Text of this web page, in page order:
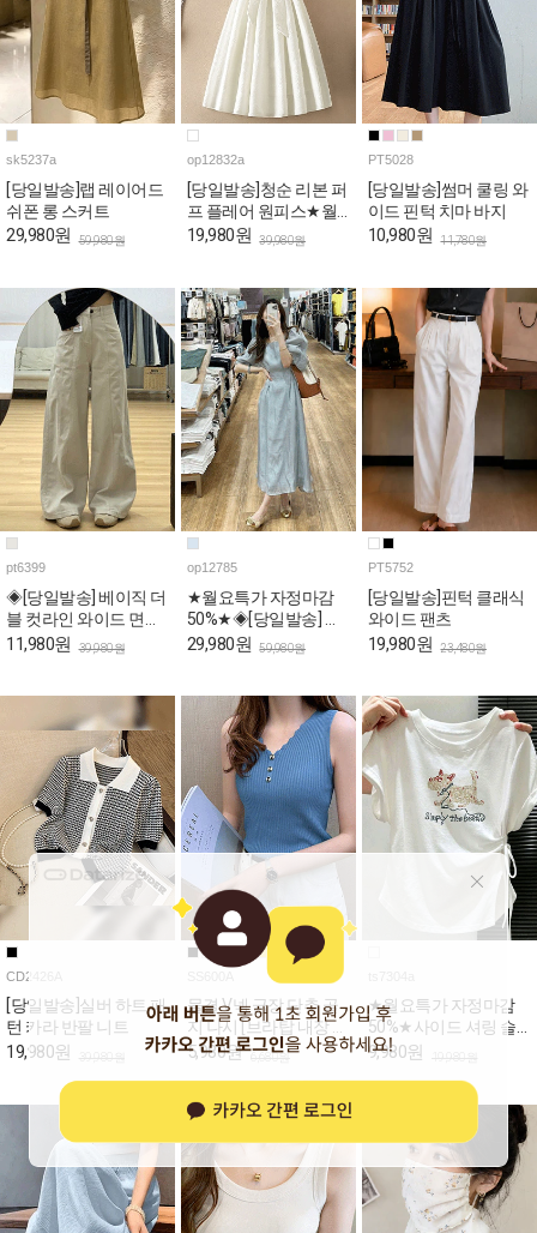
sk5237a
[당일발송]랩 레이어드
쉬폰 롱 스커트
29,980원 59,980원
op12832a
[당일발송]청순 리본 퍼
프 플레어 원피스★월
요특가 자정마감
19,980원 39,980원
PT5028
[당일발송]썸머 쿨링 와
이드 핀턱 치마 바지
10,980원 11,780원
pt6399
◈[당일발송] 베이직 더
블 컷라인 와이드 면바
지
11,980원 39,980원
op12785
★월요특가 자정마감
50%★◈[당일발송] 스
퀘어넥 스카이 퍼프 롱
29,980원 59,980원
PT5752
[당일발송]핀턱 클래식
와이드 팬츠
19,980원 23,480원
CD2426A
[당일발송]실버 하트 패
턴 카라 반팔 니트
19,980원
물결 V넥 금장 단추 골
지 나시 [브라탑 내장 안
되어있음!] [일반 나시입
5,980원 6,680원
★월요특가 자정마감
50%★사이드 셔링 슬
림핏 반팔 티셔츠
9,980원